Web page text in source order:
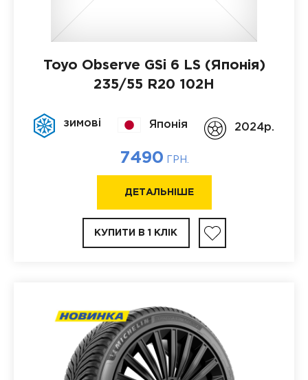
Toyo Observe GSi 6 LS (Японія)
235/55 R20 102H
зимові Японія 2024p.
7490 ГРН.
ДЕТАЛЬНІШЕ
КУПИТИ В 1 КЛІК